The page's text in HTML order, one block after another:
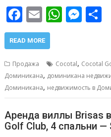
F
ac
e
b
o
o
k
E
m
ai
W
s
A
p
p
M
e
n
g
er
а
в
и
т
READ MORE
Продажа Cocotal, Cocotal
Доминикана, доминикана
Доминикана, недвижимость в
Аренда виллы Brisas
Golf Club, 4 спальни